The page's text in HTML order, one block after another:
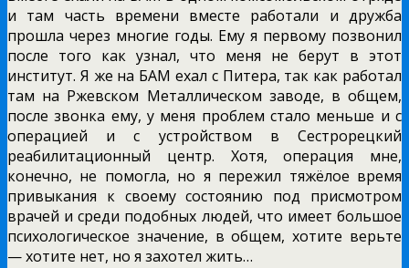
и там часть времени вместе работали и дружба
прошла через многие годы. Ему я первому позвонил
после того как узнал, что меня не берут в этот
институт. Я же на БАМ ехал с Питера, так как работал
там на Ржевском Металлическом заводе, в общем,
после звонка ему, у меня проблем стало меньше и с
операцией и с устройством в Сестрорецкий
реабилитационный центр. Хотя, операция мне,
конечно, не помогла, но я пережил тяжёлое время
привыкания к своему состоянию под присмотром
врачей и среди подобных людей, что имеет большое
психологическое значение, в общем, хотите верьте
— хотите нет, но я захотел жить…